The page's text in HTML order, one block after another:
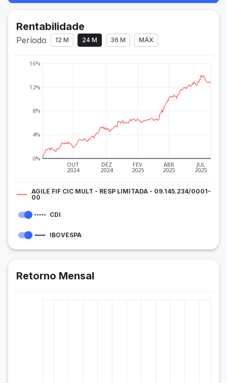
Rentabilidade
Período 12 M 24 M 36 M MÁX
OUT
2024
DEZ
2024
FEV
2025
ABR
2025
JUL
2025
0%
4%
8%
12%
16%
AGILE FIF CIC MULT - RESP LIMITADA - 09.145.234/0001-
00
CDI
IBOVESPA
Retorno Mensal